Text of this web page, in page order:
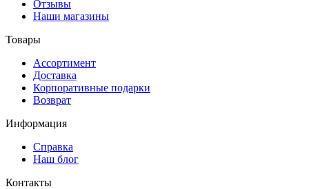
Отзывы
Наши магазины
Товары
Ассортимент
Доставка
Корпоративные подарки
Возврат
Информация
Справка
Наш блог
Контакты